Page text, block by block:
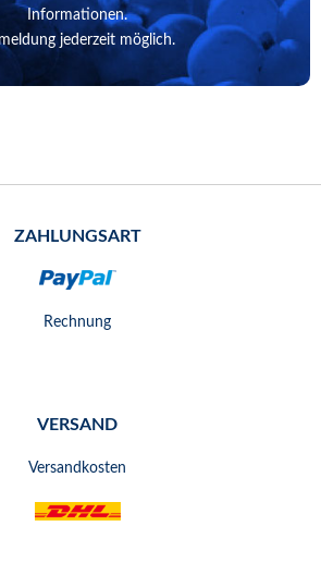
Informationen.
jederzeit möglich.
ZAHLUNGSART
Rechnung
VERSAND
Versandkosten